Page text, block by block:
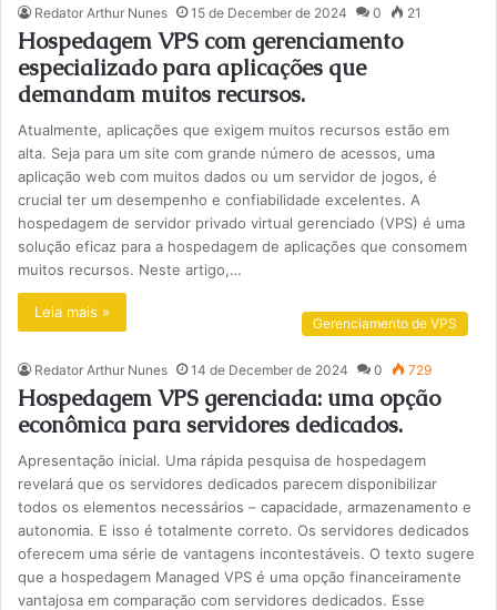
Redator Arthur Nunes 15 de December de 2024 0 21
Hospedagem VPS com gerenciamento
especializado para aplicações que
demandam muitos recursos.
Atualmente, aplicações que exigem muitos recursos estão em
alta. Seja para um site com grande número de acessos, uma
aplicação web com muitos dados ou um servidor de jogos, é
crucial ter um desempenho e confiabilidade excelentes. A
hospedagem de servidor privado virtual gerenciado (VPS) é uma
solução eficaz para a hospedagem de aplicações que consomem
muitos recursos. Neste artigo,…
Leia mais »
Gerenciamento de VPS
Redator Arthur Nunes 14 de December de 2024 0 729
Hospedagem VPS gerenciada: uma opção
econômica para servidores dedicados.
Apresentação inicial. Uma rápida pesquisa de hospedagem
revelará que os servidores dedicados parecem disponibilizar
todos os elementos necessários – capacidade, armazenamento e
autonomia. E isso é totalmente correto. Os servidores dedicados
oferecem uma série de vantagens incontestáveis. O texto sugere
que a hospedagem Managed VPS é uma opção financeiramente
vantajosa em comparação com servidores dedicados. Esse